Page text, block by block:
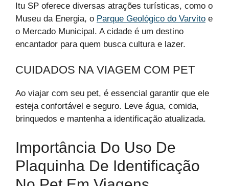
Itu SP oferece diversas atrações turísticas, como o
Museu da Energia, o Parque Geológico do Varvito e
o Mercado Municipal. A cidade é um destino
encantador para quem busca cultura e lazer.
CUIDADOS NA VIAGEM COM PET
Ao viajar com seu pet, é essencial garantir que ele
esteja confortável e seguro. Leve água, comida,
brinquedos e mantenha a identificação atualizada.
Importância Do Uso De
Plaquinha De Identificação